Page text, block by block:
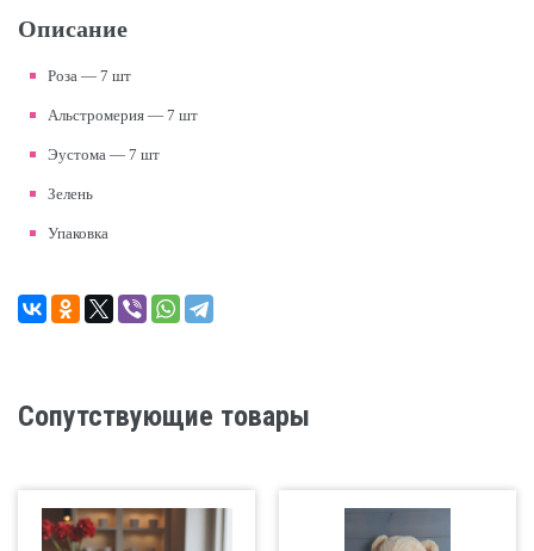
Описание
Роза — 7 шт
Альстромерия — 7 шт
Эустома — 7 шт
Зелень
Упаковка
Сопутствующие товары